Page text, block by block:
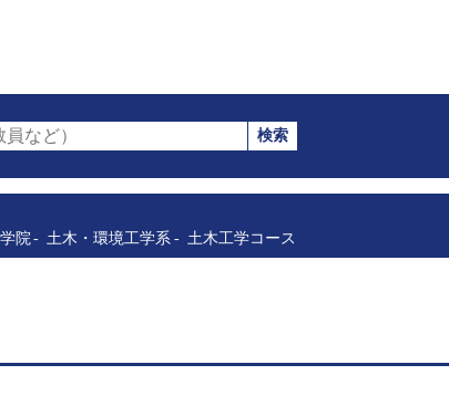
など）
検索
院 土木・環境工学系 土木工学コース